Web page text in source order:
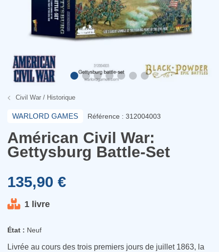
Civil War / Historique
WARLORD GAMES Référence : 312004003
Américan Civil War:
Gettysburg Battle-Set
135,90 €
1 livre
État : Neuf
Livrée au cours des trois premiers jours de juillet 1863, la